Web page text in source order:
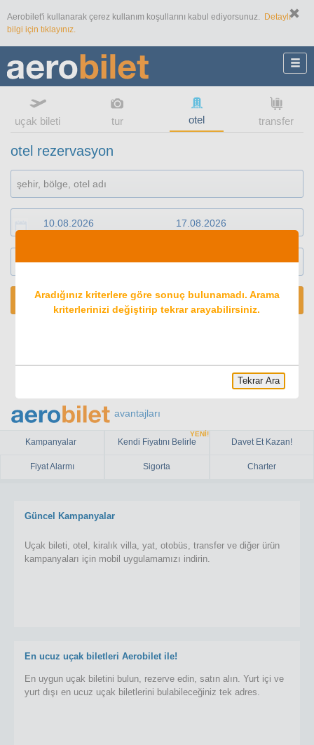
Aerobilet'i kullanarak çerez kullanım koşullarını kabul ediyorsunuz.
Detaylı
bilgi için tıklayınız.
uçak bileti tur otel transfer
otel rezervasyon
1 oda 2 konuk
ARA
avantajları
Kampanyalar Kendi Fiyatını Belirle
YENİ!
Davet Et Kazan!
Fiyat Alarmı Sigorta Charter
Güncel Kampanyalar
Uçak bileti, otel, kiralık villa, yat, otobüs, transfer ve diğer ürün
kampanyaları için mobil uygulamamızı indirin.
En ucuz uçak biletleri Aerobilet ile!
En uygun uçak biletini bulun, rezerve edin, satın alın. Yurt içi ve
yurt dışı en ucuz uçak biletlerini bulabileceğiniz tek adres.
Aradığınız kriterlere göre sonuç bulunamadı. Arama
kriterlerinizi değiştirip tekrar arayabilirsiniz.
Tekrar Ara